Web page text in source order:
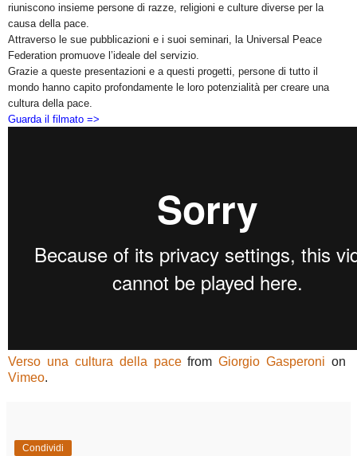
riuniscono insieme persone di razze, religioni e culture diverse per la
causa della pace.
Attraverso le sue pubblicazioni e i suoi seminari, la Universal Peace
Federation promuove l’ideale del servizio.
Grazie a queste presentazioni e a questi progetti, persone di tutto il
mondo hanno capito profondamente le loro potenzialità per creare una
cultura della pace.
Guarda il filmato =>
Verso una cultura della pacefromGiorgio Gasperoni on
Vimeo.
Condividi